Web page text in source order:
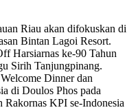
Riau akan difokuskan di
Bintan Lagoi Resort.
Harsiarnas ke-90 Tahun
Sirih Tanjungpinang.
Dinner dan
di Doulos Phos pada
Rakornas KPI se-Indonesia